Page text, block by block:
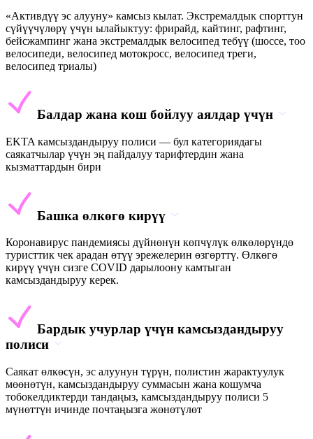
«Активдүү эс алууну» камсыз кылат. Экстремалдык спорттун
сүйүүчүлөрү үчүн ылайыктуу: фрирайд, кайтинг, рафтинг,
бейсжампинг жана экстремалдык велосипед тебүү (шоссе, тоо
велосипеди, велосипед мотокросс, велосипед треги,
велосипед триалы)
Балдар жана кош бойлуу аялдар үчүн
EKTA камсыздандыруу полиси — бул категориядагы
саякатчылар үчүн эң пайдалуу тарифтердин жана
кызматтардын бири
Башка өлкөгө кирүү
Коронавирус пандемиясы дүйнөнүн көпчүлүк өлкөлөрүндө
туристтик чек арадан өтүү эрежелерин өзгөрттү. Өлкөгө
кирүү үчүн сизге COVID дарылоону камтыган
камсыздандыруу керек.
Бардык учурлар үчүн камсыздандыруу
полиси
Саякат өлкөсүн, эс алуунун түрүн, полистин жарактуулук
мөөнөтүн, камсыздандыруу суммасын жана кошумча
тобокелдиктерди тандаңыз, камсыздандыруу полиси 5
мүнөттүн ичинде почтаңызга жөнөтүлөт